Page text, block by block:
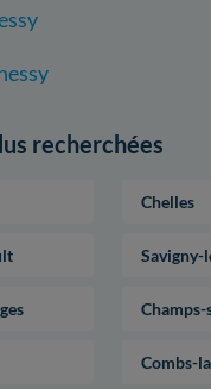
recherchées
Chelles
Savigny-
Combs-